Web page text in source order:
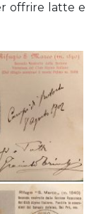
offrire latte e